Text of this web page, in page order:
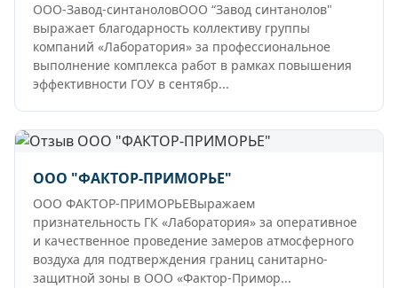
ООО-Завод-синтаноловООО “Завод синтанолов"
выражает благодарность коллективу группы
компаний «Лаборатория» за профессиональное
выполнение комплекса работ в рамках повышения
эффективности ГОУ в сентябр...
ООО "ФАКТОР-ПРИМОРЬЕ"
ООО ФАКТОР-ПРИМОРЬЕВыражаем
признательность ГК «Лаборатория» за оперативное
и качественное проведение замеров атмосферного
воздуха для подтверждения границ санитарно-
защитной зоны в ООО «Фактор-Примор...